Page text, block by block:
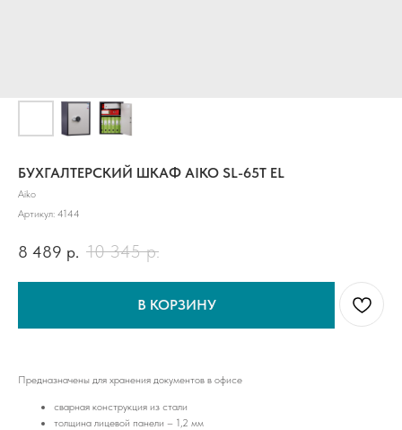
БУХГАЛТЕРСКИЙ ШКАФ AIKO SL-65T EL
Aiko
Артикул: 4144
8 489 р. 10 345 р.
В КОРЗИНУ
Предназначены для хранения документов в офисе
сварная конструкция из стали
толщина лицевой панели – 1,2 мм